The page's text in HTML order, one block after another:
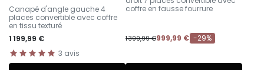
-
Canapé d'angle gauche 4
places convertible avec coffre
en tissu texturé
1 199,99 €
3 avis
coffre en fausse fourrure
1 399,99 €999,99 € -29%